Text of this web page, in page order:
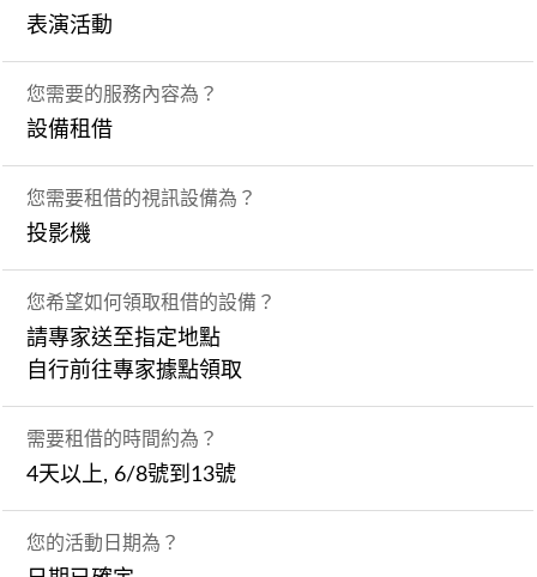
表演活動
您需要的服務內容為？
設備租借
您需要租借的視訊設備為？
投影機
您希望如何領取租借的設備？
請專家送至指定地點
自行前往專家據點領取
需要租借的時間約為？
4天以上, 6/8號到13號
您的活動日期為？